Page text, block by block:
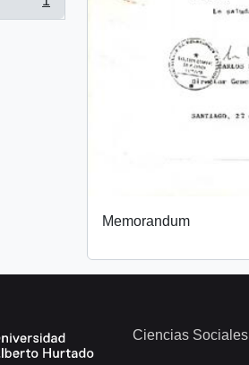
Memorandum
Ciencias Sociales